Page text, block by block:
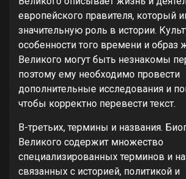
европейского правителя, который
значительную роль в истории.
особенности того времени и образ
Великого могут быть незнакомы
поэтому ему необходимо провести
дополнительные исследования и
чтобы корректно перевести текст.
В-третьих, термины и названия.
Великого содержит множество
специализированных терминов и
связанных с историей, политикой и